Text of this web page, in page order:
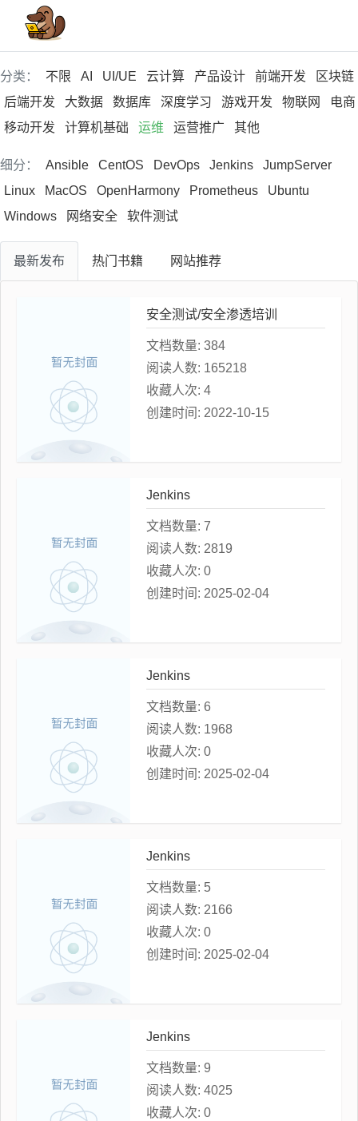
分类： 不限 AI UI/UE 云计算 产品设计 前端开发
区块链
后端开发
大数据 数据库 深度学习 游戏开发 物联网
电商
移动开发
计算机基础 运维 运营推广 其他
细分： Ansible CentOS DevOps Jenkins
JumpServer
Linux
MacOS OpenHarmony Prometheus
Ubuntu
Windows
网络安全 软件测试
最新发布 热门 书籍 网站推荐
安全测试/安全渗透培训
文档数量: 384
阅读人数: 165218
收藏人次: 4
创建时间: 2022-10-15
Jenkins
文档数量: 7
阅读人数: 2819
收藏人次: 0
创建时间: 2025-02-04
Jenkins
文档数量: 6
阅读人数: 1968
收藏人次: 0
创建时间: 2025-02-04
Jenkins
文档数量: 5
阅读人数: 2166
收藏人次: 0
创建时间: 2025-02-04
Jenkins
文档数量: 9
阅读人数: 4025
收藏人次: 0